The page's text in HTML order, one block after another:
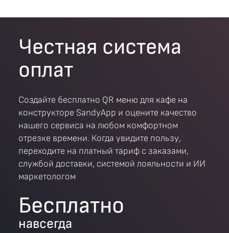
Честная система
оплат
Создайте бесплатно QR меню для кафе на
конструкторе SandyApp и оцените качество
нашего сервиса на любом комфортном
отрезке времени. Когда увидите пользу,
переходите на платный тариф с заказами,
службой доставки, системой лояльности и ИИ
маркетологом
Бесплатно
навсегда